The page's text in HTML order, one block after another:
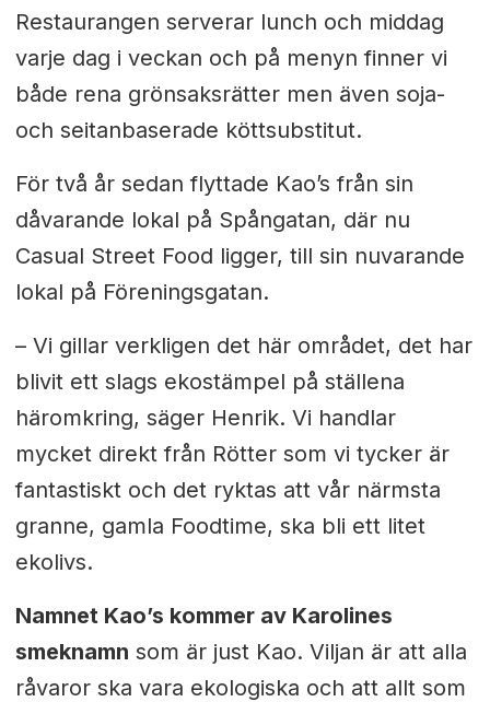
Restaurangen serverar lunch och middag
varje dag i veckan och på menyn finner vi
både rena grönsaksrätter men även soja-
och seitanbaserade köttsubstitut.
För två år sedan flyttade Kao’s från sin
dåvarande lokal på Spångatan, där nu
Casual Street Food ligger, till sin nuvarande
lokal på Föreningsgatan.
– Vi gillar verkligen det här området, det har
blivit ett slags ekostämpel på ställena
häromkring, säger Henrik. Vi handlar
mycket direkt från Rötter som vi tycker är
fantastiskt och det ryktas att vår närmsta
granne, gamla Foodtime, ska bli ett litet
ekolivs.
Namnet Kao’s kommer av Karolines
smeknamn som är just Kao. Viljan är att alla
råvaror ska vara ekologiska och att allt som